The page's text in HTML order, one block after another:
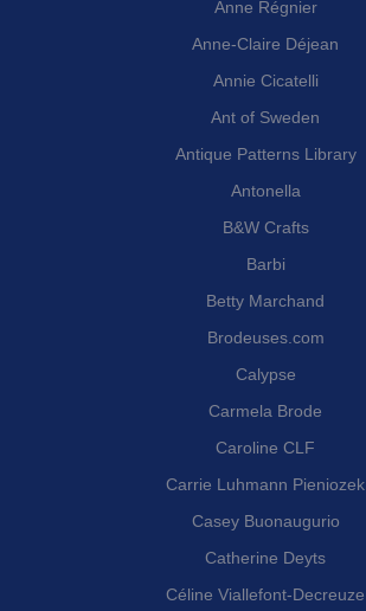
Anne Régnier
Anne-Claire Déjean
Annie Cicatelli
Ant of Sweden
Antique Patterns Library
Antonella
B&W Crafts
Barbi
Betty Marchand
Brodeuses.com
Calypse
Carmela Brode
Caroline CLF
Carrie Luhmann Pieniozek
Casey Buonaugurio
Catherine Deyts
Céline Viallefont-Decreuze